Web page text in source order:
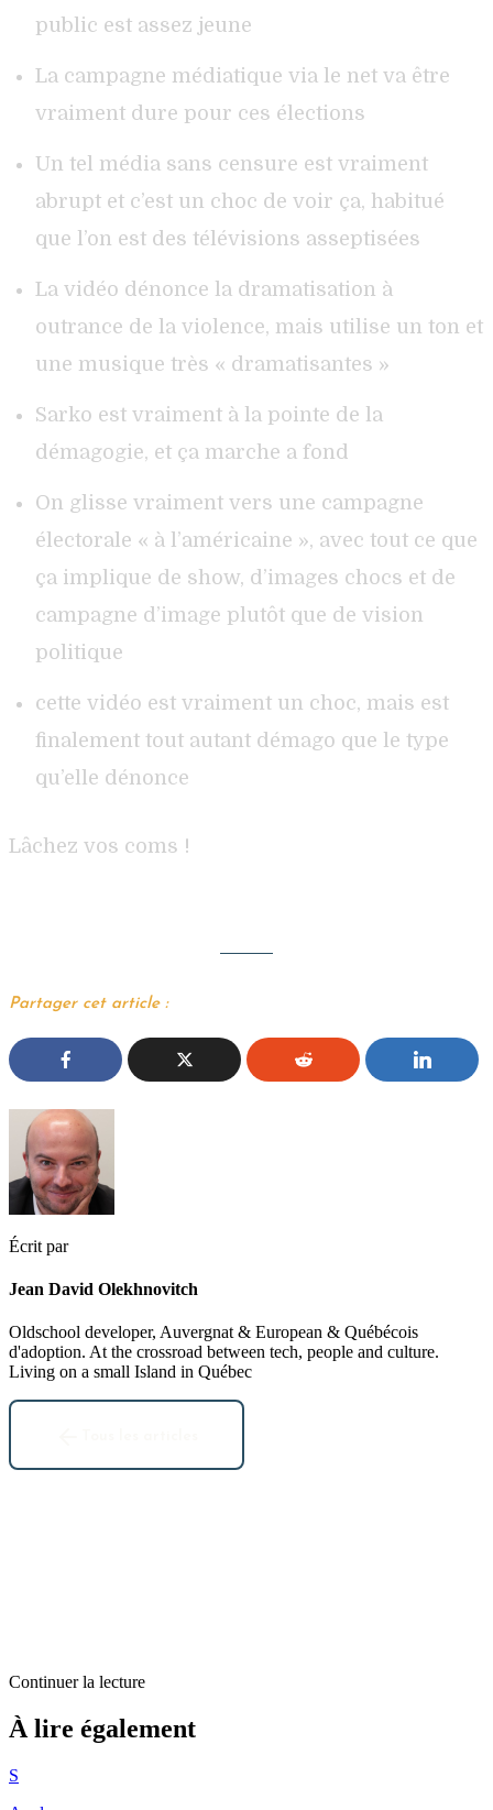
public est assez jeune
La campagne médiatique via le net va être
vraiment dure pour ces élections
Un tel média sans censure est vraiment
abrupt et c’est un choc de voir ça, habitué
que l’on est des télévisions asseptisées
La vidéo dénonce la dramatisation à
outrance de la violence, mais utilise un ton et
une musique très « dramatisantes »
Sarko est vraiment à la pointe de la
démagogie, et ça marche a fond
On glisse vraiment vers une campagne
électorale « à l’américaine », avec tout ce que
ça implique de show, d’images chocs et de
campagne d’image plutôt que de vision
politique
cette vidéo est vraiment un choc, mais est
finalement tout autant démago que le type
qu’elle dénonce
Lâchez vos coms !
Partager cet article :
Écrit par
Jean David Olekhnovitch
Oldschool developer, Auvergnat & European & Québécois
d'adoption. At the crossroad between tech, people and culture.
Living on a small Island in Québec
Continuer la lecture
À lire également
S